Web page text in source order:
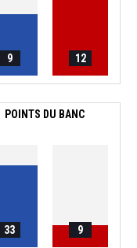
9 12
POINTS DU BANC
33 9